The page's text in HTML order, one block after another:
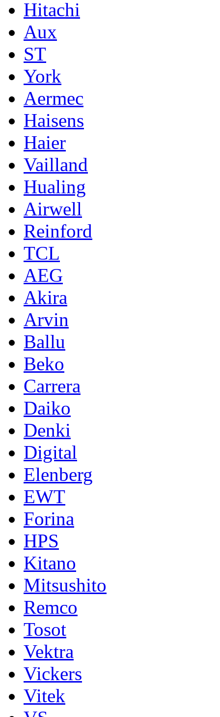
Hitachi
Aux
ST
York
Aermec
Haisens
Haier
Vailland
Hualing
Airwell
Reinford
TCL
AEG
Akira
Arvin
Ballu
Beko
Carrera
Daiko
Denki
Digital
Elenberg
EWT
Forina
HPS
Kitano
Mitsushito
Remco
Tosot
Vektra
Vickers
Vitek